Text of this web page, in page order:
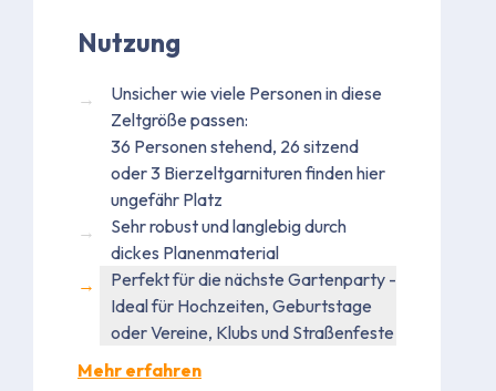
Nutzung
Unsicher wie viele Personen in diese
Zeltgröße passen:
36 Personen stehend, 26 sitzend
oder 3 Bierzeltgarnituren finden hier
ungefähr Platz
Sehr robust und langlebig durch
dickes Planenmaterial
Perfekt für die nächste Gartenparty -
Ideal für Hochzeiten, Geburtstage
oder Vereine, Klubs und Straßenfeste
Mehr erfahren